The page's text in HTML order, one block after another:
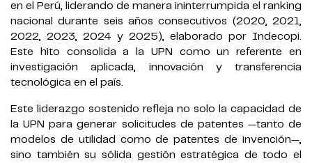
en el Perú, liderando de manera ininterrumpida el ranking
nacional durante seis años consecutivos (2020, 2021,
2022, 2023, 2024 y 2025), elaborado por Indecopi.
Este hito consolida a la UPN como un referente en
investigación aplicada, innovación y transferencia
tecnológica en el país.
Este liderazgo sostenido refleja no solo la capacidad de
la UPN para generar solicitudes de patentes —tanto de
modelos de utilidad como de patentes de invención—,
sino también su sólida gestión estratégica de todo el